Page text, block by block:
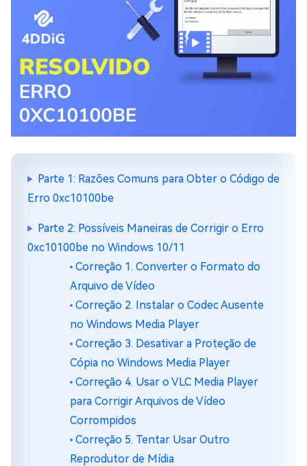
Parte 1: Razões Comuns para Obter o Código de
Erro 0xc10100be
Parte 2: Possíveis Maneiras de Corrigir o Erro
0xc10100be no Windows 10/11
Correção 1. Converter o Formato do
Arquivo de Vídeo
Correção 2. Instalar o Codec Ausente
no Windows Media Player
Correção 3. Desativar a Proteção de
Cópia no Windows Media Player
Correção 4. Usar o VLC Media Player
para Corrigir Arquivos de Vídeo
Corrompidos
Correção 5. Tentar Usar Outro
Reprodutor de Mídia